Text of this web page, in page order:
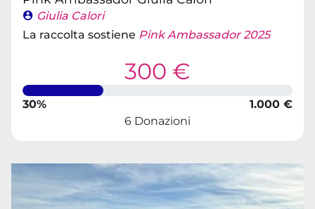
Giulia Calori
La raccolta sostiene Pink Ambassador 2025
300 €
30%
1.000 €
6 Donazioni